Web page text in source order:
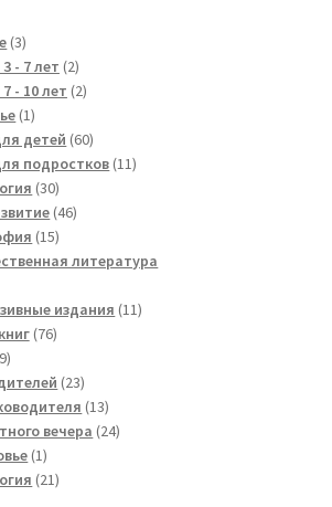
33
products
- 7 лет 22
products
- 10 лет 22
11
product
детей 6060
products
подростков 1111
3030
products
4646
1515
products
литература
издания 1111
7676
19
products2323
products
1313
products
вечера 2424
11
product
2121